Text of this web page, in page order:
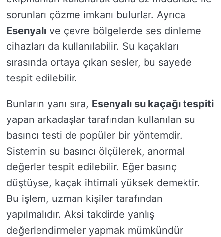
sorunları çözme imkanı bulurlar. Ayrıca
Esenyalı ve çevre bölgelerde ses dinleme
cihazları da kullanılabilir. Su kaçakları
sırasında ortaya çıkan sesler, bu sayede
tespit edilebilir.
Bunların yanı sıra, Esenyalı su kaçağı tespiti
yapan arkadaşlar tarafından kullanılan su
basıncı testi de popüler bir yöntemdir.
Sistemin su basıncı ölçülerek, anormal
değerler tespit edilebilir. Eğer basınç
düştüyse, kaçak ihtimali yüksek demektir.
Bu işlem, uzman kişiler tarafından
yapılmalıdır. Aksi takdirde yanlış
değerlendirmeler yapmak mümkündür